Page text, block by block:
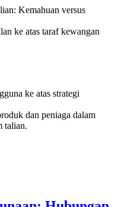
Kemahuan versus
ke atas taraf kewangan
ke atas strategi
dan peniaga dalam
talian.